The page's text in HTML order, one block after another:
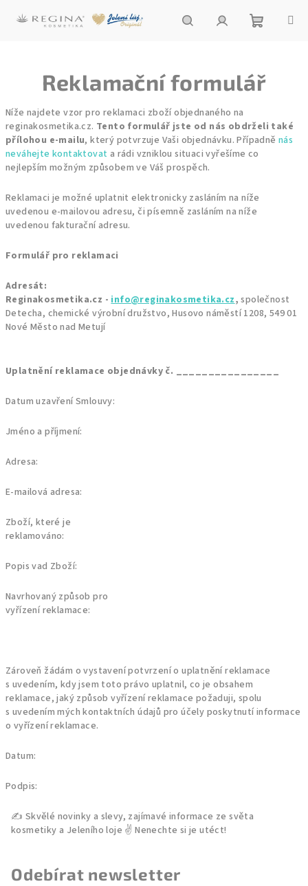
košík
Reklamační formulář
Níže najdete vzor pro reklamaci zboží objednaného na
reginakosmetika.cz. Tento formulář jste od nás obdrželi také
přílohou e-mailu, který potvrzuje Vaši objednávku. Případněnás
neváhejte kontaktovat a rádi vzniklou situaci vyřešíme co
nejlepším možným způsobem ve Váš prospěch.
Reklamaci je možné uplatnit elektronicky zasláním na níže
uvedenou e-mailovou adresu, či písemně zasláním na níže
uvedenou fakturační adresu.
Formulář pro reklamaci
Adresát:
Reginakosmetika.cz -info@reginakosmetika.cz,společnost
Detecha, chemické výrobní družstvo, Husovo náměstí 1208, 549 01
Nové Město nad Metují
Uplatnění reklamace objednávky č. ________________
Datum uzavření Smlouvy:
Jméno a příjmení:
Adresa:
E-mailová adresa:
Zboží, které je
reklamováno:
Popis vad Zboží:
Navrhovaný způsob pro
vyřízení reklamace:
Zároveň žádám o vystavení potvrzení o uplatnění reklamace
s uvedením, kdy jsem toto právo uplatnil, co je obsahem
reklamace, jaký způsob vyřízení reklamace požaduji, spolu
s uvedením mých kontaktních údajů pro účely poskytnutí informace
o vyřízení reklamace.
Datum:
Podpis:
Odebírat newsletter